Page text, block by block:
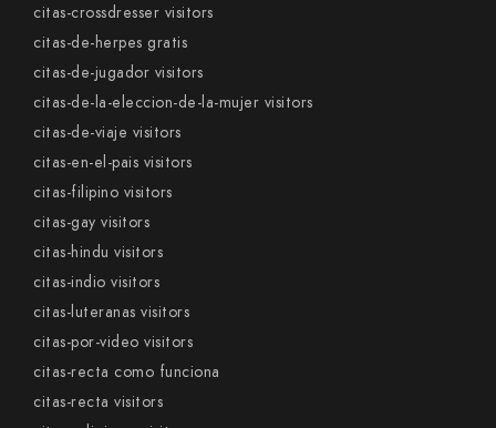
citas-crossdresser visitors
citas-de-herpes gratis
citas-de-jugador visitors
citas-de-la-eleccion-de-la-mujer visitors
citas-de-viaje visitors
citas-en-el-pais visitors
citas-filipino visitors
citas-gay visitors
citas-hindu visitors
citas-indio visitors
citas-luteranas visitors
citas-por-video visitors
citas-recta como funciona
citas-recta visitors